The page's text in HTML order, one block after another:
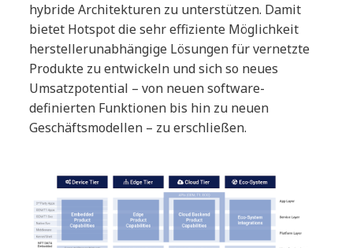
hybride Architekturen zu unterstützen. Damit
bietet Hotspot die sehr effiziente Möglichkeit
herstellerunabhängige Lösungen für vernetzte
Produkte zu entwickeln und sich so neues
Umsatzpotential – von neuen software-
definierten Funktionen bis hin zu neuen
Geschäftsmodellen – zu erschließen.